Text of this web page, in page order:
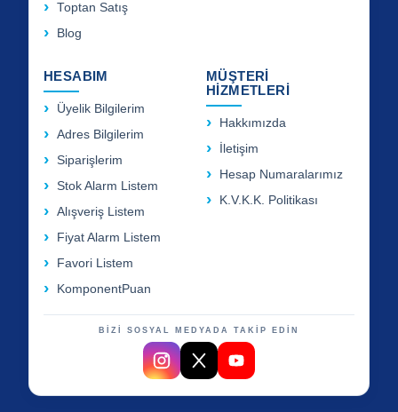
Toptan Satış
Blog
HESABIM
Üyelik Bilgilerim
Adres Bilgilerim
Siparişlerim
Stok Alarm Listem
Alışveriş Listem
Fiyat Alarm Listem
Favori Listem
KomponentPuan
MÜŞTERİ
HİZMETLERİ
Hakkımızda
İletişim
Hesap Numaralarımız
K.V.K.K. Politikası
BİZİ SOSYAL MEDYADA TAKİP EDİN